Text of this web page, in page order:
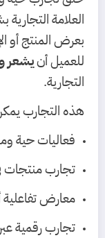
العلامة
بعرض المنتج أو
للعميل أنيشعر
التجارية.
هذه التجارب
فعاليات حية
تجارب منتجات
معارض
تجارب رقمية